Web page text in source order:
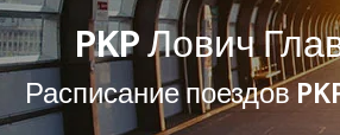
PKP Лович
Расписание поездов